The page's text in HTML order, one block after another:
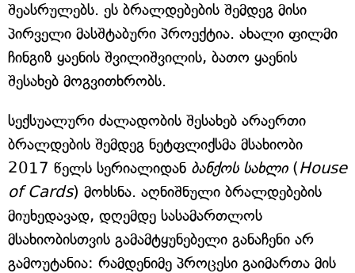
შეასრულებს. ეს ბრალდებების შემდეგ მისი
პირველი მასშტაბური პროექტია. ახალი ფილმი
ჩინგიზ ყაენის შვილიშვილის, ბათო ყაენის
შესახებ მოგვითხრობს.
სექსუალური ძალადობის შესახებ არაერთი
ბრალდების შემდეგ ნეტფლიქსმა მსახიობი
2017 წელს სერიალიდან ბანქოს სახლი(House
of Cards) მოხსნა. აღნიშნული ბრალდებების
მიუხედავად, დღემდე სასამართლოს
მსახიობისთვის გამამტყუნებელი განაჩენი არ
გამოუტანია: რამდენიმე პროცესი გაიმართა მის